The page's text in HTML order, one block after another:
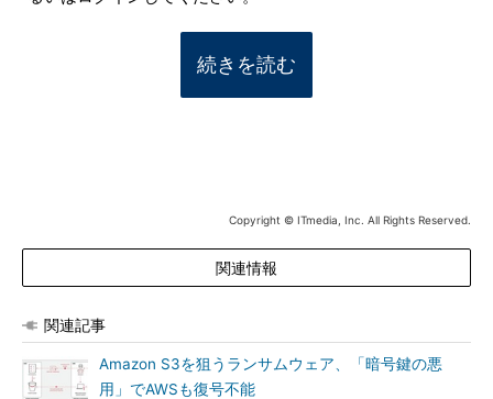
続きを読む
Copyright © ITmedia, Inc. All Rights Reserved.
関連情報
関連記事
Amazon S3を狙うランサムウェア、「暗号鍵の悪
用」でAWSも復号不能